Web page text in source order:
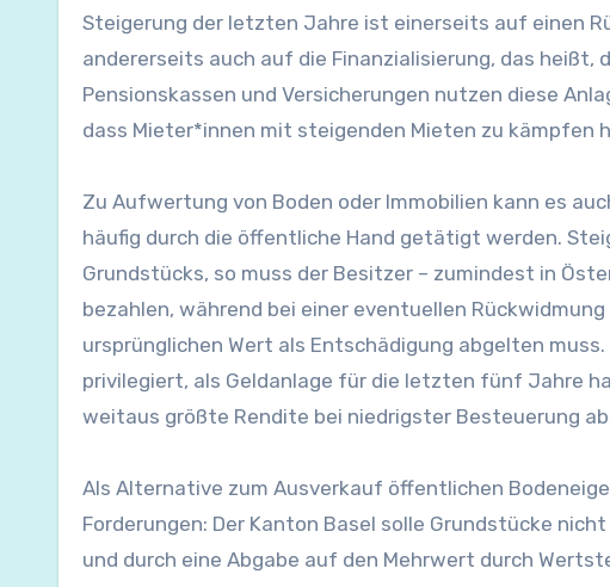
Steigerung der letzten Jahre ist einerseits auf einen
andererseits auch auf die Finanzialisierung, das heißt,
Pensionskassen und Versicherungen nutzen diese
dass Mieter*innen mit steigenden Mieten zu kämpfen
Zu Aufwertung von Boden oder Immobilien kann es
häufig durch die öffentliche Hand getätigt werden.
Grundstücks, so muss der Besitzer – zumindest in
bezahlen, während bei einer eventuellen
ursprünglichen Wert als Entschädigung abgelten
privilegiert, als Geldanlage für die letzten fünf Jahre
weitaus größte Rendite bei niedrigster Besteuerung
Als Alternative zum Ausverkauf öffentlichen
Forderungen: Der Kanton Basel solle Grundstücke
und durch eine Abgabe auf den Mehrwert durch